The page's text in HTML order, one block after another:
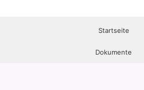
Startseite
Dokumente